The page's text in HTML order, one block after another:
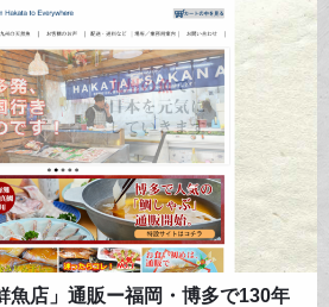
魚店」通販ー福岡・博多で130年